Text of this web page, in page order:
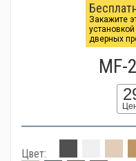
Закажите
дверных
MF-
Цвет: